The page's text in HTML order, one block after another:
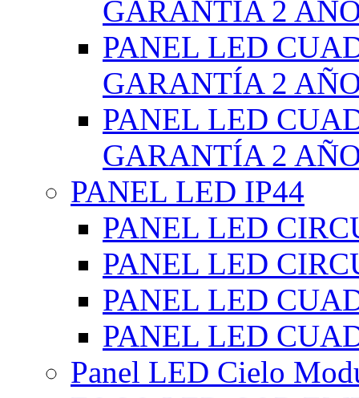
GARANTÍA 2
PANEL LED
GARANTÍA 2
PANEL LED
GARANTÍA 2
PANEL LED IP44
PANEL LED
PANEL LED
PANEL LED
PANEL LED
Panel LED Cielo